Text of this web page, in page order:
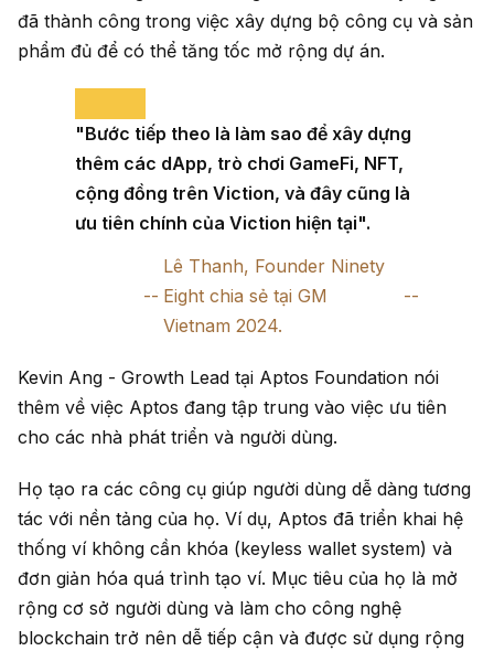
đã thành công trong việc xây dựng bộ công cụ và sản
phẩm đủ để có thể tăng tốc mở rộng dự án.
"Bước tiếp theo là làm sao để xây dựng
thêm các dApp, trò chơi GameFi, NFT,
cộng đồng trên Viction, và đây cũng là
ưu tiên chính của Viction hiện tại".
Lê Thanh, Founder Ninety
Eight chia sẻ tại GM
Vietnam 2024.
Kevin Ang - Growth Lead tại Aptos Foundation nói
thêm về việc Aptos đang tập trung vào việc ưu tiên
cho các nhà phát triển và người dùng.
Họ tạo ra các công cụ giúp người dùng dễ dàng tương
tác với nền tảng của họ. Ví dụ, Aptos đã triển khai hệ
thống ví không cần khóa (keyless wallet system) và
đơn giản hóa quá trình tạo ví. Mục tiêu của họ là mở
rộng cơ sở người dùng và làm cho công nghệ
blockchain trở nên dễ tiếp cận và được sử dụng rộng